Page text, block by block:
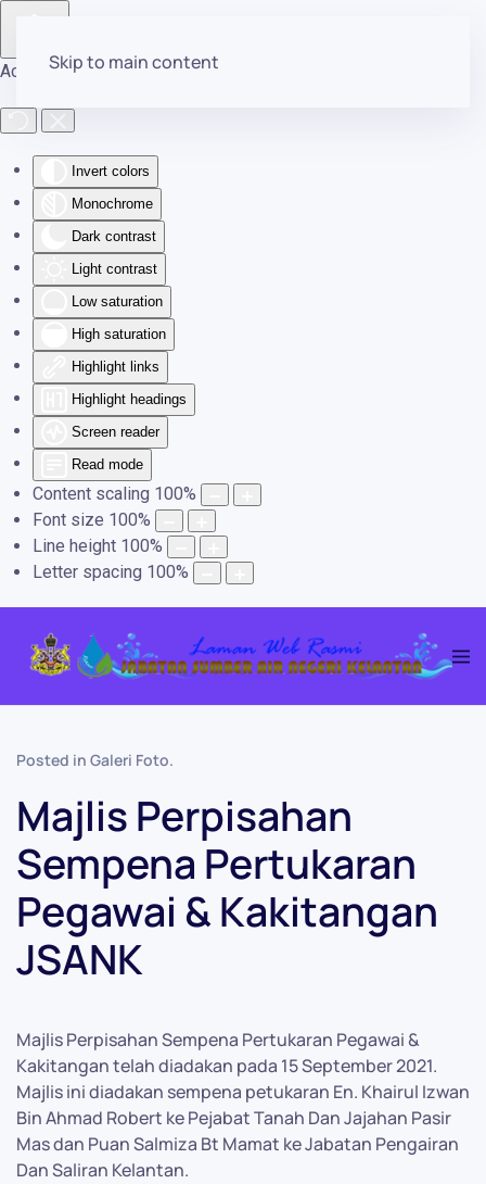
Accessibility Tools
Invert colors
Monochrome
Dark contrast
Light contrast
Low saturation
High saturation
Highlight links
Highlight headings
Screen reader
Read mode
Content scaling 100%
Font size 100%
Line height 100%
Letter spacing 100%
Skip to main content
Posted in Galeri Foto.
Majlis Perpisahan
Sempena Pertukaran
Pegawai & Kakitangan
JSANK
Majlis Perpisahan Sempena Pertukaran Pegawai &
Kakitangan telah diadakan pada 15 September 2021.
Majlis ini diadakan sempena petukaran En. Khairul Izwan
Bin Ahmad Robert ke Pejabat Tanah Dan Jajahan Pasir
Mas dan Puan Salmiza Bt Mamat ke Jabatan Pengairan
Dan Saliran Kelantan.